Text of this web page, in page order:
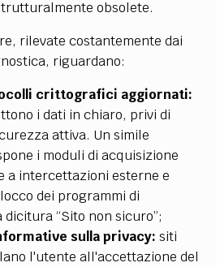
obsolete.
rilevate costantemente dai
riguardano:
crittografici aggiornati:
i dati in chiaro, privi di
attiva. Un simile
i moduli di acquisizione
a intercettazioni esterne e
dei programmi di
“Sito non sicuro”;
sulla privacy: siti
l'utente all'accettazione del